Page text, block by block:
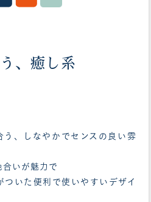
、癒し系
う、しなやかでセンスの良い雰
いが魅力で
ついた便利で使いやすいデザイ